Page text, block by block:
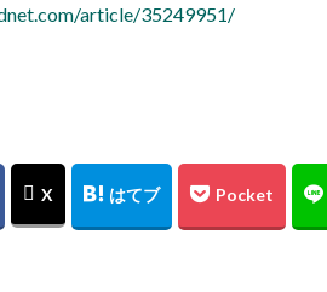
article/35249951/